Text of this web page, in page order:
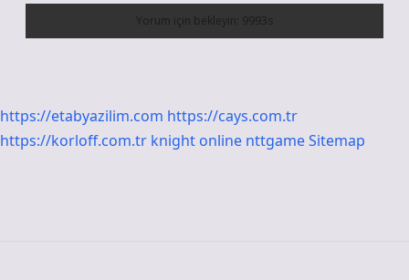
https://etabyazilim.com https://cays.com.tr
https://korloff.com.tr knight online nttgameSitemap